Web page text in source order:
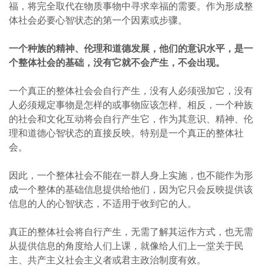
福，将完全取代在物质事物中寻求幸福的需要。作为形成整
体社会必要心智状态的第一个因素或步骤。
一个种族的精神、伦理和道德发展，他们的意识水平，是一
个整体社会的基础，没有它就不会产生，不会出现。
一个真正的整体社会会自行产生，没有人必须强加它，没有
人必须规定事物是怎样的或事物应该怎样。相反，一个种族
的社会和文化互动将会自行产生它，作为其意识、精神、伦
理和道德心智状态的直接反映。特别是一个真正的整体社
会。
因此，一个整体社会不能在一群人身上实施，也不能作为形
成一个整体的基础信息提供给他们，因为它只会反映提供该
信息的人的心智状态，不适用于收到它的人。
真正的整体社会将自行产生，无需了解其运作方式，也无需
从提供信息的角度给人们上课，就像给人们上一堂关于民
主、共产主义社会主义者或君主政治制度有效。